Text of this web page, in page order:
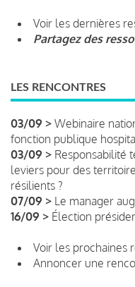
Voir les dernières
Partagez des
LES RENCONTRES
03/09 > Webinaire
fonction publique
03/09 > Responsabilité
leviers pour des
résilients ?
07/09 > Le manager
16/09 > Élection
Voir les prochaines
Annoncer une